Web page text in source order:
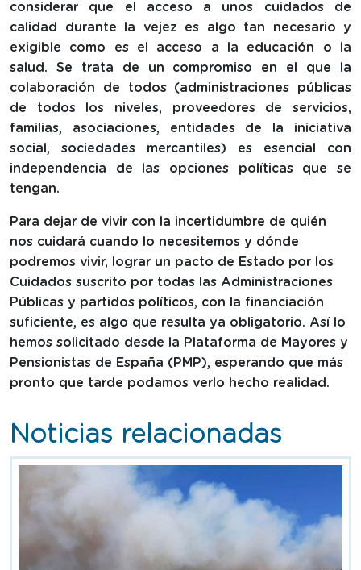
considerar que el acceso a unos cuidados de
calidad durante la vejez es algo tan necesario y
exigible como es el acceso a la educación o la
salud. Se trata de un compromiso en el que la
colaboración de todos (administraciones públicas
de todos los niveles, proveedores de servicios,
familias, asociaciones, entidades de la iniciativa
social, sociedades mercantiles) es esencial con
independencia de las opciones políticas que se
tengan.
Para dejar de vivir con la incertidumbre de quién
nos cuidará cuando lo necesitemos y dónde
podremos vivir, lograr un pacto de Estado por los
Cuidados suscrito por todas las Administraciones
Públicas y partidos políticos, con la financiación
suficiente, es algo que resulta ya obligatorio. Así lo
hemos solicitado desde la Plataforma de Mayores y
Pensionistas de España (PMP), esperando que más
pronto que tarde podamos verlo hecho realidad.
Noticias relacionadas